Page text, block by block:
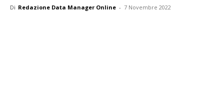
Di Redazione Data Manager Online - 7 Novembre 2022